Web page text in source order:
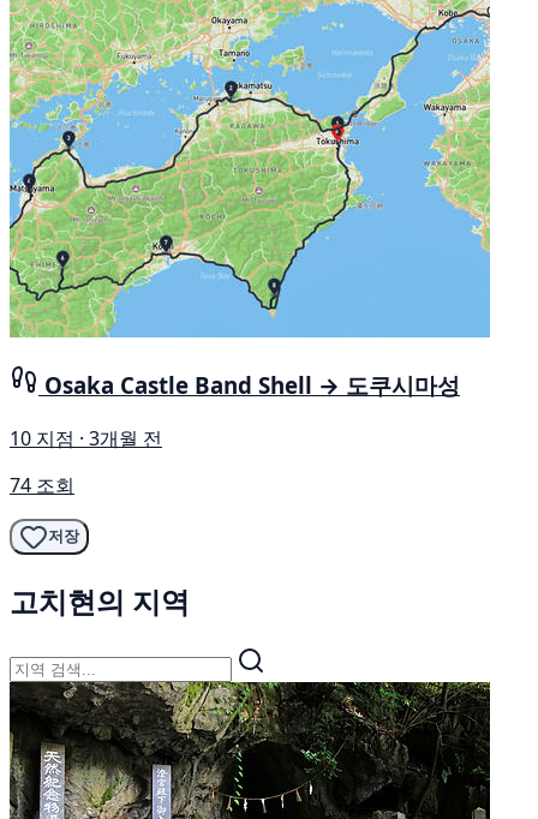
Osaka Castle Band Shell → 도쿠시마성
10 지점 · 3개월 전
74 조회
저장
고치현의 지역